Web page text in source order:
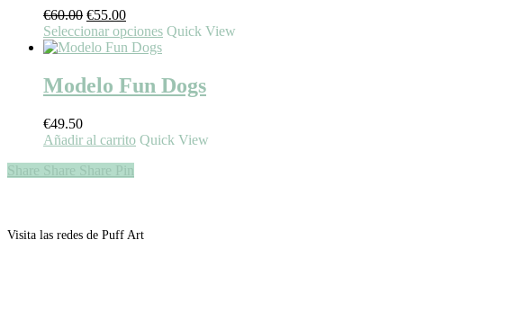
producto
€60.00 El
precio
original
€60.00.
€55.00El
precio
actual
€55.00.
Seleccionar opciones Este
múltiples
variantes.
se
Quick View
Modelo Fun Dogs
€49.50
Añadir al carrito Quick View
Share Share Share Pin
Visita las redes de Puff Art